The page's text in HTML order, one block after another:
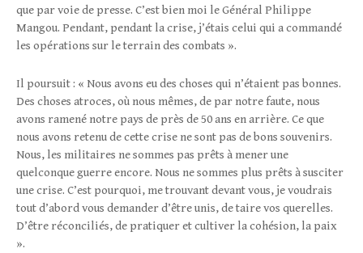
que par voie de presse. C’est bien moi le Général Philippe
Mangou. Pendant, pendant la crise, j’étais celui qui a commandé
les opérations sur le terrain des combats ».
Il poursuit : « Nous avons eu des choses qui n’étaient pas bonnes.
Des choses atroces, où nous mêmes, de par notre faute, nous
avons ramené notre pays de près de 50 ans en arrière. Ce que
nous avons retenu de cette crise ne sont pas de bons souvenirs.
Nous, les militaires ne sommes pas prêts à mener une
quelconque guerre encore. Nous ne sommes plus prêts à susciter
une crise. C’est pourquoi, me trouvant devant vous, je voudrais
tout d’abord vous demander d’être unis, de taire vos querelles.
D’être réconciliés, de pratiquer et cultiver la cohésion, la paix
».